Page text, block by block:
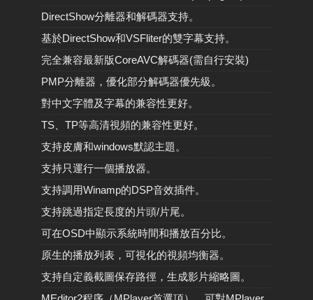
DirectShow分離器和解碼器支持。
基於DirectShow和VSFliter的雙字幕支持。
完全兼容最新版CoreAVC解碼器(需自行安裝)
PMP分離器，優化部分解碼器優先級。
對中文字體及字幕的兼容性更好。
TS、TP等高清視頻的兼容性更好。
支持皮膚和windows默認主題。
支持只運行一個播放器。
支持調用Winamp的DSP音效插件。
支持跳過指定長度的片頭/片尾。
可在OSD中顯示系統時間和播放百分比。
原生的播放列表，可視化的視頻均衡器。
支持自定義截圖保存路徑，生成影片縮略圖。